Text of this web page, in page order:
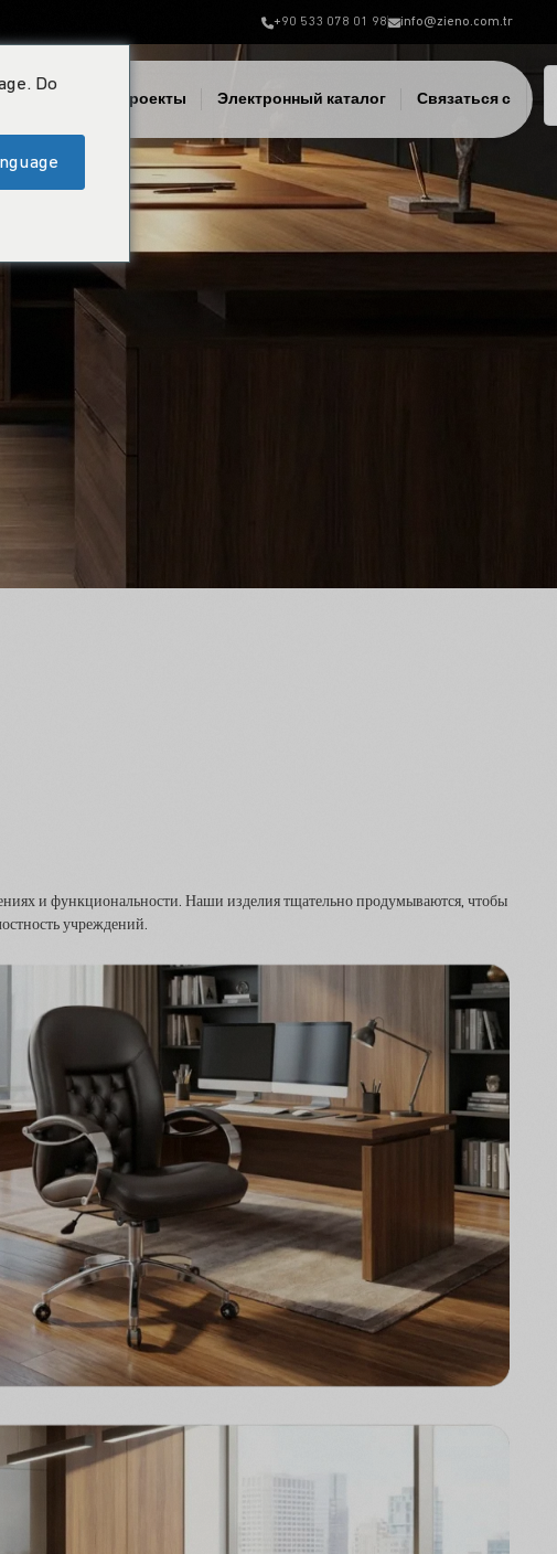
+90 533 078 01 98 info@zieno.com.tr
Проекты Электронный каталог Связаться с
и функциональности. Наши изделия тщательно продумываются, чтобы
учреждений.
Do